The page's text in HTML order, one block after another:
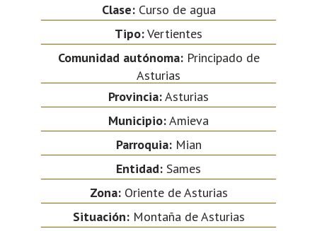
Clase:Curso de agua
Tipo:Vertientes
Comunidad autónoma:Principado de
Asturias
Provincia:Asturias
Municipio:Amieva
Parroquia:Mian
Entidad: Sames
Zona:Oriente de Asturias
Situación:Montaña de Asturias